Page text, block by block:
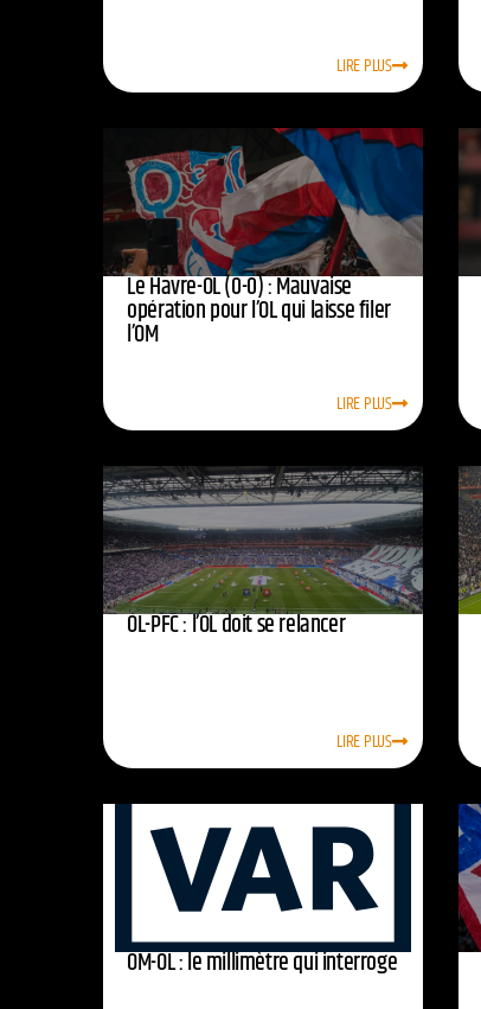
LIRE PLUS
Le Havre-OL (0-0) : Mauvaise
opération pour l’OL qui laisse filer
l’OM
LIRE PLUS
OL-PFC : l’OL doit se relancer
LIRE PLUS
OM-OL : le millimètre qui interroge